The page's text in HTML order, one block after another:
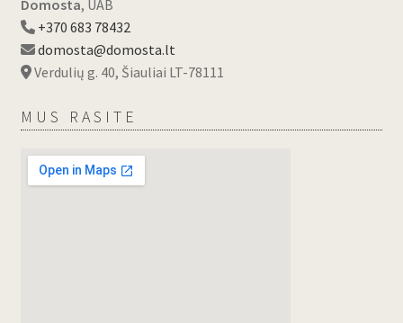
Domosta, UAB
+370 683 78432
domosta@domosta.lt
Verdulių g. 40, Šiauliai LT-78111
MUS RASITE